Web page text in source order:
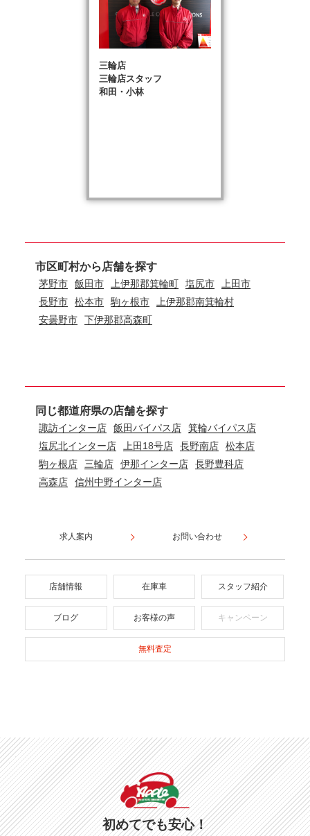
三輪店
三輪店スタッフ
和田・小林
市区町村から店舗を探す
茅野市 飯田市 上伊那郡箕輪町 塩尻市
上田市
長野市
松本市 駒ヶ根市
上伊那郡南箕輪村
安曇野市
下伊那郡高森町
同じ都道府県の店舗を探す
諏訪インター店 飯田バイパス店
箕輪バイパス店
塩尻北インター店
上田18号店 長野南店
松本店
駒ヶ根店
三輪店 伊那インター店
長野豊科店
高森店
信州中野インター店
求人案内 お問い合わせ
店舗情報 在庫車 スタッフ紹介
ブログ お客様の声 キャンペーン
無料査定
初めてでも安心！